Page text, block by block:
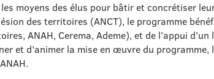
moyens des élus pour bâtir et concrétiser
des territoires (ANCT), le programme
ANAH, Cerema, Ademe), et de l’appui
et d’animer la mise en œuvre du